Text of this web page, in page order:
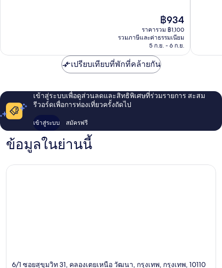
ราคา
ปัจจุบัน
คือ
฿934
฿934
ราคารวม ฿1,100
รวมภาษีและค่าธรรมเนียม
5 ก.ย. - 6 ก.ย.
เปรียบเทียบที่พักที่คล้ายกัน
เข้าสู่ระบบเพื่อดูส่วนลดและสิทธิพิเศษที่ร่วมรายการ สะสม
รีวอร์ดเพื่อการท่องเที่ยวครั้งถัดไป
เข้าสู่ระบบ สมัครฟรี
ข้อมูลในย่านนี้
6/1 ซอยสุขุมวิท 31, คลองเตยเหนือ วัฒนา, กรุงเทพ, กรุงเทพ, 10110